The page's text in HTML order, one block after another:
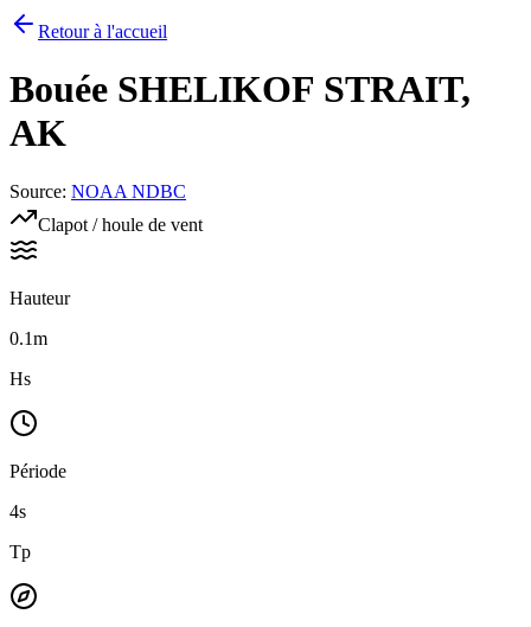
Retour à l'accueil
Bouée SHELIKOF STRAIT,
AK
Source: NOAA NDBC
Clapot / houle de vent
Hauteur
0.1m
Hs
Période
4s
Tp